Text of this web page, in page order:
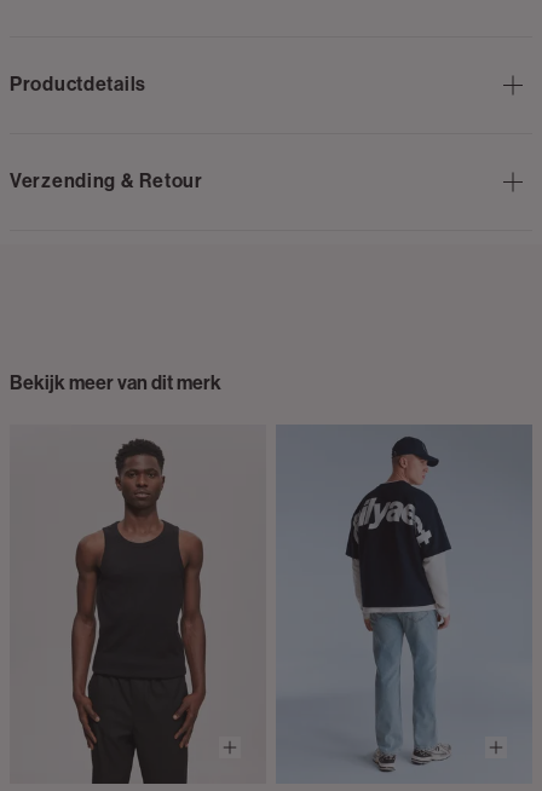
Productdetails
Verzending & Retour
Bekijk meer van dit merk